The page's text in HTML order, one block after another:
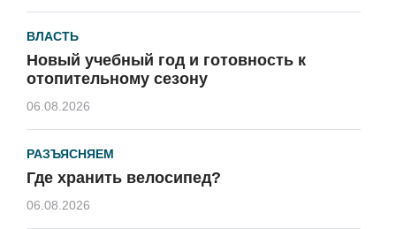
ВЛАСТЬ
Новый учебный год и готовность к
отопительному сезону
06.08.2026
РАЗЪЯСНЯЕМ
Где хранить велосипед?
06.08.2026